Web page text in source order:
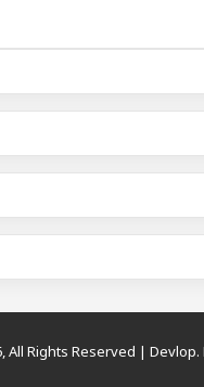
All Rights Reserved | Devlop.